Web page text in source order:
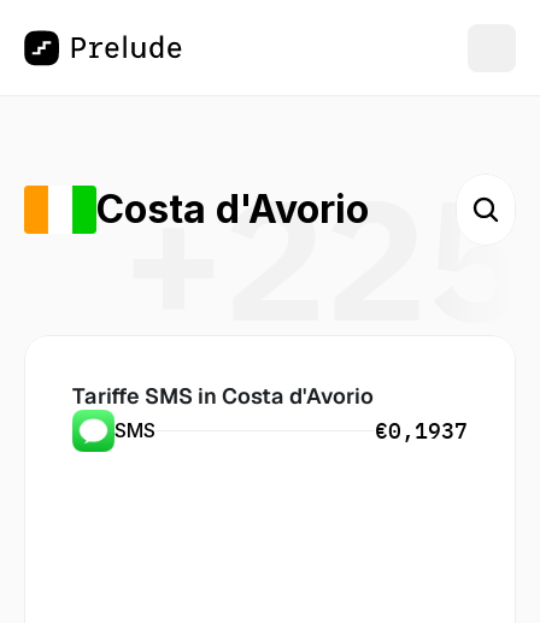
+225
Costa d'Avorio
Tariffe SMS in Costa d'Avorio
SMS €0,1937